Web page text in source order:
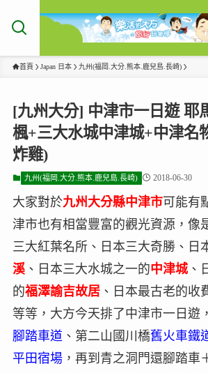
首頁 Japan 日本 九州(福岡.大分.熊本.鹿兒島.長崎)
[九州大分] 中津市一日遊 耶
楓+三大水城中津城+中津名
炸雞)
九州(福岡.大分.熊本.鹿兒島.長崎) 2018-06-30
大家對於九州大分縣中津市可能有
津市也有相當豐富的觀光資源，像
三大紅葉名所、日本三大奇勝、日
溪、日本三大水城之一的中津城、
的福澤諭吉故居、日本最古老的收
等等，大方今天排了中津市一日遊
腳踏車道 、第二山國川橋舊火車鐵
平田宿場，再到青之洞門還腳踏車